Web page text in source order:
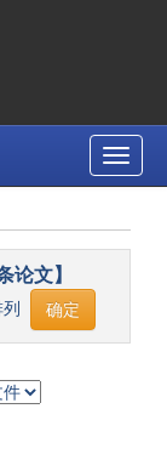
Toggle
论文】
列